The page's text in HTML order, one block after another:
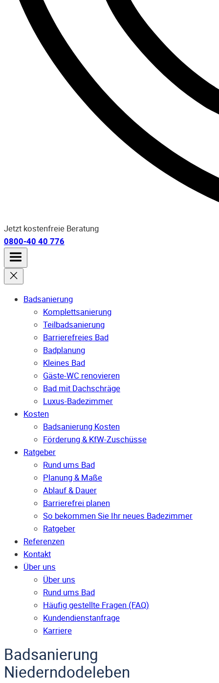
Jetzt kostenfreie Beratung
0800-40 40 776
Badsanierung
Komplettsanierung
Teilbadsanierung
Barrierefreies Bad
Badplanung
Kleines Bad
Gäste-WC renovieren
Bad mit Dachschräge
Luxus-Badezimmer
Kosten
Badsanierung Kosten
Förderung & KfW-Zuschüsse
Ratgeber
Rund ums Bad
Planung & Maße
Ablauf & Dauer
Barrierefrei planen
So bekommen Sie Ihr neues Badezimmer
Ratgeber
Referenzen
Kontakt
Über uns
Über uns
Rund ums Bad
Häufig gestellte Fragen (FAQ)
Kunden­dienst­anfrage
Karriere
Badsanierung
Niederndodeleben